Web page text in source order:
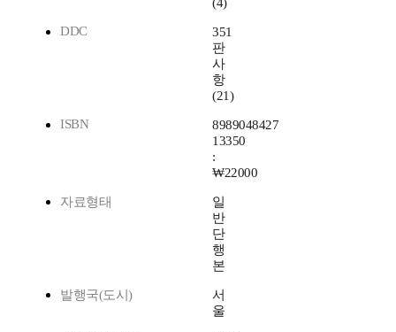
(4)
DDC
351
판
사
항
(21)
ISBN
8989048427
13350
:
₩22000
자료형태
일
반
단
행
본
발행국(도시)
서
울